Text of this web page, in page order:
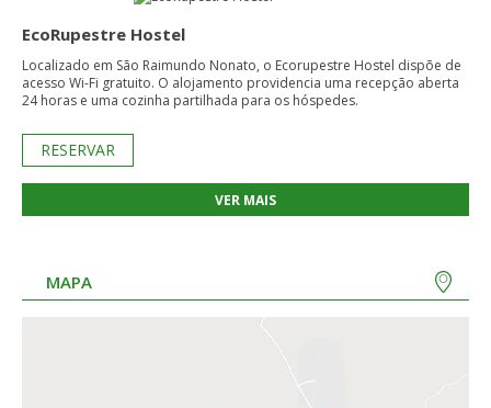
EcoRupestre Hostel
Localizado em São Raimundo Nonato, o Ecorupestre Hostel dispõe de
acesso Wi-Fi gratuito. O alojamento providencia uma recepção aberta
24 horas e uma cozinha partilhada para os hóspedes.
RESERVAR
VER MAIS
MAPA